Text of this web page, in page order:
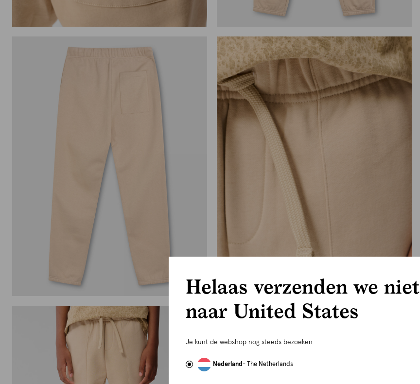
Helaas verzenden we niet
naar United States
Je kunt de webshop nog steeds bezoeken
Nederland- The Netherlands